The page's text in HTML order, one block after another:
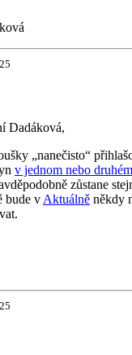
Dadáková,
„nanečisto“
v jednom nebo
zůstane
bude v Aktuálně někdy